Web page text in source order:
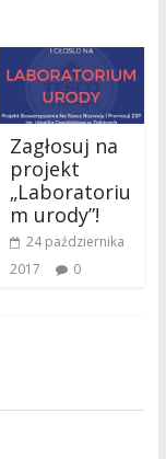
Zagłosuj na
projekt
„Laboratoriu
m urody”!
24 października
2017
0